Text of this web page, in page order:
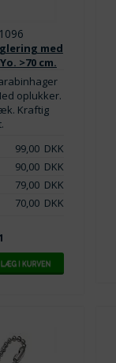
med
>70 cm.
oplukker.
Kraftig
99,00DKK
90,00DKK
79,00DKK
70,00DKK